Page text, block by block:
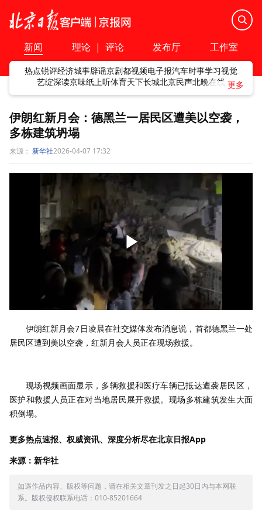
新闻 理论 | 评论 发布厅 工作室
热点锐评经济城事辟谣京剧都视频电子报汽车时事学习视觉
艺绽深读京味纸上听体育天下长城北京民声北晚在线
伊朗红新月会：德黑兰一居民区遭美以空袭，
多栋建筑坍塌
来源： 新华社2026-04-07 17:32
伊朗红新月会7日凌晨在社交媒体发布消息说，首都德黑兰一处
居民区遭到美以空袭，红新月会人员正在现场救援。
现场视频画面显示，多辆救援和医疗车辆已抵达遭袭居民区，
医护和救援人员正在对当地居民展开救援。现场多栋建筑发生大面
积倒塌。
更多热点速报、权威资讯、深度分析尽在北京日报App
来源：新华社
如遇作品内容、版权等问题，请在相关文章刊发之日起30日内与本网联
系。版权侵权联系电话：010-85201664